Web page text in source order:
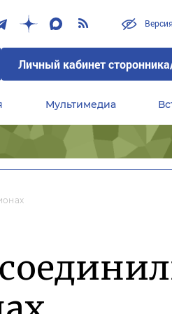
Личный кабинет
Мультимедиа